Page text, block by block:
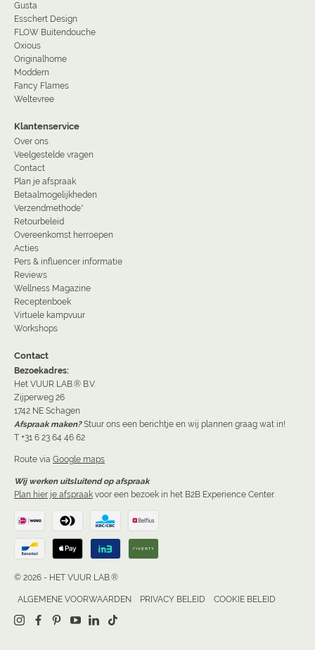
Gusta
Esschert Design
FLOW Buitendouche
Oxious
Originalhome
Moddern
Fancy Flames
Weltevree
Klantenservice
Over ons
Veelgestelde vragen
Contact
Plan je afspraak
Betaalmogelijkheden
Verzendmethode*
Retourbeleid
Overeenkomst herroepen
Acties
Pers & influencer informatie
Reviews
Wellness Magazine
Receptenboek
Virtuele kampvuur
Workshops
Contact
Bezoekadres:
Het VUUR LAB.® B.V.
Zijperweg 26
1742 NE Schagen
Afspraak maken? Stuur ons een berichtje en wij plannen graag wat in!
T +31 6 23 64 46 62
Route via Google maps
Wij werken uitsluitend op afspraak
Plan hier je afspraak voor een bezoek in het B2B Experience Center.
© 2026 - HET VUUR LAB.®
ALGEMENE VOORWAARDEN PRIVACY BELEID COOKIE BELEID